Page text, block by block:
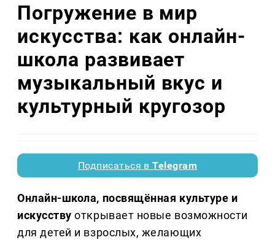
Погружение в мир
искусства: как онлайн-
школа развивает
музыкальный вкус и
культурный кругозор
Подписаться вTelegram
Онлайн-школа, посвящённая культуре и
искусству открывает новые возможности
для детей и взрослых, желающих